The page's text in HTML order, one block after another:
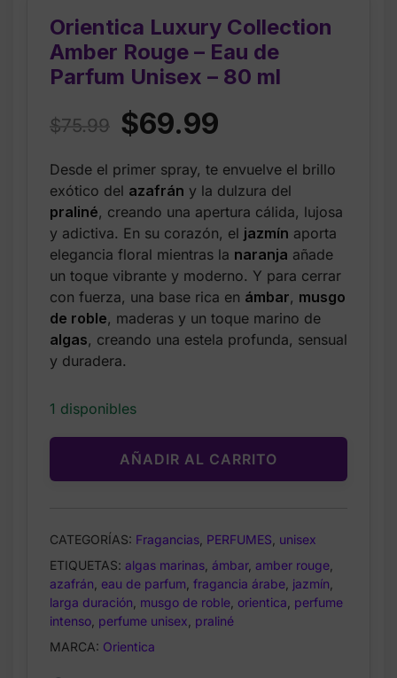
Orientica Luxury Collection
Amber Rouge – Eau de
Parfum Unisex – 80 ml
$75.99
Original
was:
$75.99.
$69.99
is:
$69.99.
Desde el primer spray, te envuelve el brillo
exótico del azafrán y la dulzura del
praliné, creando una apertura cálida, lujosa
y adictiva. En su corazón, el jazmín aporta
elegancia floral mientras la naranja añade
un toque vibrante y moderno. Y para cerrar
con fuerza, una base rica en ámbar, musgo
de roble, maderas y un toque marino de
algas, creando una estela profunda, sensual
y duradera.
1 disponibles
AÑADIR AL CARRITO
CATEGORÍAS: Fragancias PERFUMES unisex
ETIQUETAS: algas marinas ámbar, amber rouge
azafrán eau de parfum fragancia árabe jazmín
larga duración musgo de roble orientica perfume
intenso perfume unisex praliné
MARCA: Orientica